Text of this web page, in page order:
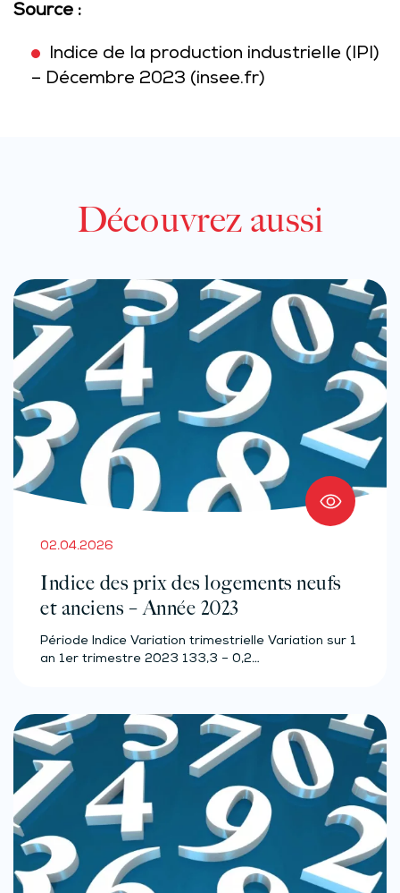
Source :
Indice de la production industrielle (IPI)
– Décembre 2023 (insee.fr)
Découvrez aussi
02.04.2026
Indice des prix des logements neufs
et anciens – Année 2023
Période Indice Variation trimestrielle Variation sur 1
an 1er trimestre 2023 133,3 – 0,2…